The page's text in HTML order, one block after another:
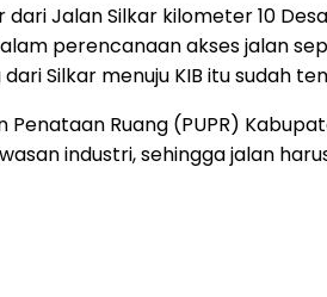
Jalan Silkar kilometer 10
perencanaan akses jalan
Silkar menuju KIB itu sudah
Ruang (PUPR)
industri, sehingga jalan